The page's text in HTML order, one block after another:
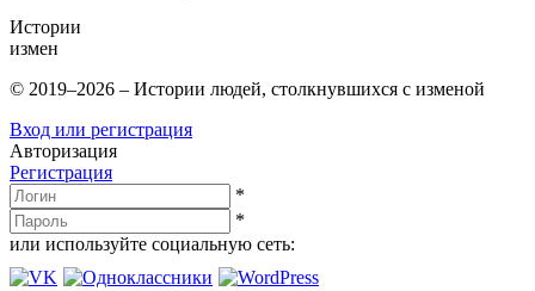
Истории
измен
© 2019–2026 – Истории людей, столкнувшихся с изменой
Вход или регистрация
Авторизация
Регистрация
*
*
или используйте социальную сеть: